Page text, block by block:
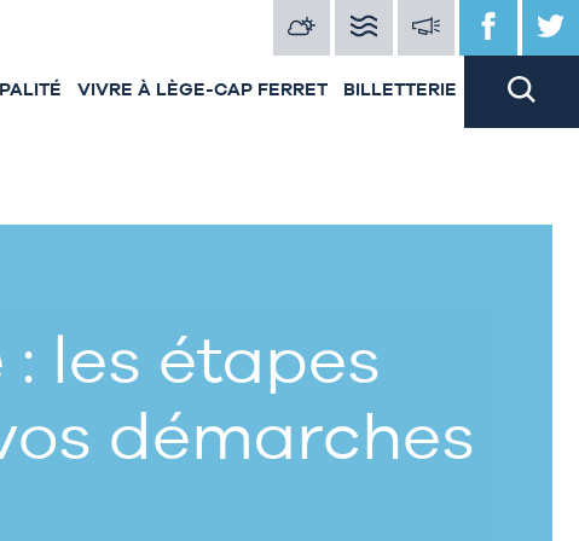
VIVRE À LÈGE-CAP FERRET BILLETTERIE
les étapes
démarches